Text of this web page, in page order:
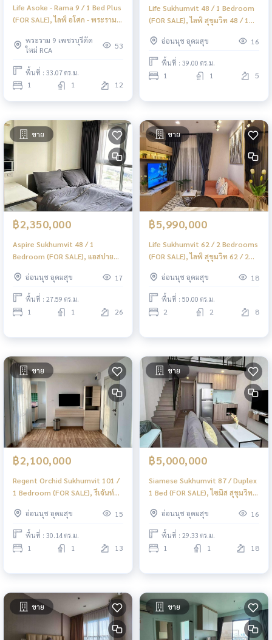
Life Asoke - Rama 9 / 1 Bed Plus
(FOR SALE), ไลฟ์ อโศก - พระราม 9
(ขาย) PEII075
พระราม 9 เพชรบุรีตัด
ใหม่ RCA
53
พื้นที่ : 33.07 ตร.ม.
1 1 12
Life Sukhumvit 48 / 1 Bedroom
(FOR SALE), ไลฟ์ สุขุมวิท 48 / 1
อ่อนนุช อุดมสุข
16
พื้นที่ : 39.00 ตร.ม.
1 1 5
ขาย
฿2,350,000
Aspire Sukhumvit 48 / 1
Bedroom (FOR SALE), แอสปาย
PYN319อ่อนนุช อุดมสุข 17
พื้นที่ : 27.59 ตร.ม.
1 1 26
ขาย
฿5,990,000
Life Sukhumvit 62 / 2 Bedrooms
(FOR SALE), ไลฟ์ สุขุมวิท 62 / 2
อ่อนนุช อุดมสุข
18
พื้นที่ : 50.00 ตร.ม.
2 2 8
ขาย
฿2,100,000
Regent Orchid Sukhumvit 101 /
1 Bedroom (FOR SALE), รีเจ้นท์
(ขาย) PYN313
อ่อนนุช อุดมสุข 15
พื้นที่ : 30.14 ตร.ม.
1 1 13
ขาย
฿5,000,000
Siamese Sukhumvit 87 / Duplex
1 Bed (FOR SALE), ไซมิส สุขุมวิท
PYN312อ่อนนุช อุดมสุข 16
พื้นที่ : 29.33 ตร.ม.
1 1 18
ขาย ขาย